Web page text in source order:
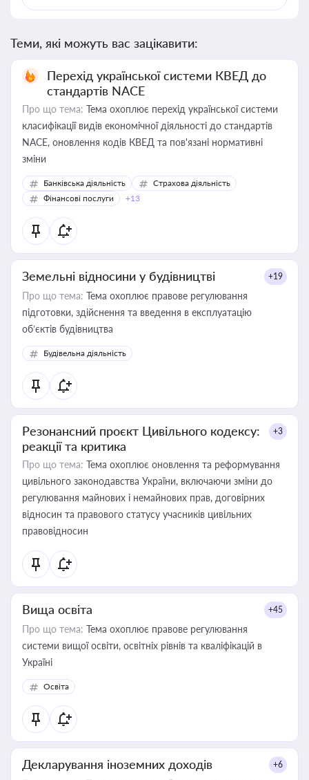
Теми, які можуть вас зацікавити:
Перехід української системи КВЕД до
стандартів NACE
Про що тема: Тема охоплює перехід української системи
класифікації видів економічної діяльності до стандартів
NACE, оновлення кодів КВЕД та пов'язані нормативні
зміни
Банківська діяльність
Страхова діяльність
Фінансові послуги
+13
Земельні відносини у будівництві +19
Про що тема: Тема охоплює правове регулювання
підготовки, здійснення та введення в експлуатацію
об’єктів будівництва
Будівельна діяльність
Резонансний проєкт Цивільного кодексу:
реакції та критика
+3
Про що тема: Тема охоплює оновлення та реформування
цивільного законодавства України, включаючи зміни до
регулювання майнових і немайнових прав, договірних
відносин та правового статусу учасників цивільних
правовідносин
Вища освіта +45
Про що тема: Тема охоплює правове регулювання
системи вищої освіти, освітніх рівнів та кваліфікацій в
Україні
Освіта
Декларування іноземних доходів +6